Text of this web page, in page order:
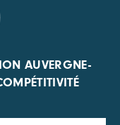
AUVERGNE-